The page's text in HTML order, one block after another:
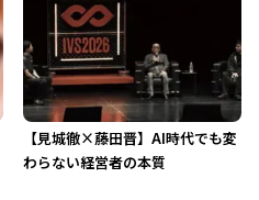
【見城徹×藤田晋】AI時代でも変
わらない経営者の本質